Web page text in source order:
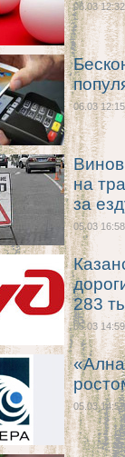
06.03 12:32
06.03 12:15
на
за
05.03 16:58
283
05.03 14:59
05.03 14:57